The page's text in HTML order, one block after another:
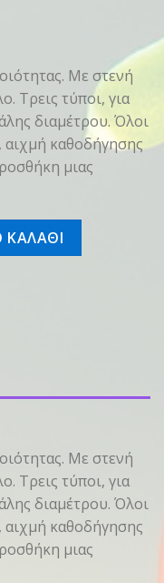
Με στενή
Τρεις τύποι, για
διαμέτρου. Όλοι
αιχμή καθοδήγησης
μιας
ποσότητα
Με στενή
Τρεις τύποι, για
διαμέτρου. Όλοι
αιχμή καθοδήγησης
μιας